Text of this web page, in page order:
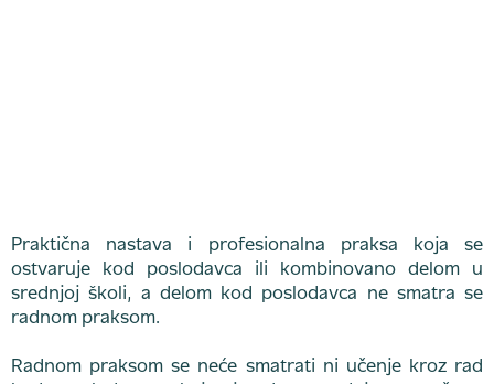
Praktična nastava i profesionalna praksa koja se
ostvaruje kod poslodavca ili kombinovano delom u
srednjoj školi, a delom kod poslodavca ne smatra se
radnom praksom.
Radnom praksom se neće smatrati ni učenje kroz rad